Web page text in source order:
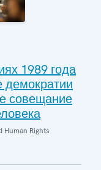
1989 года
демократии
совещание
Human Rights